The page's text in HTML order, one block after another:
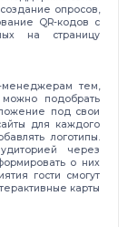
опросов,
QR-кодов с
на страницу
менеджерам тем,
подобрать
под свои
для каждого
логотипы.
через
о них
гости смогут
карты